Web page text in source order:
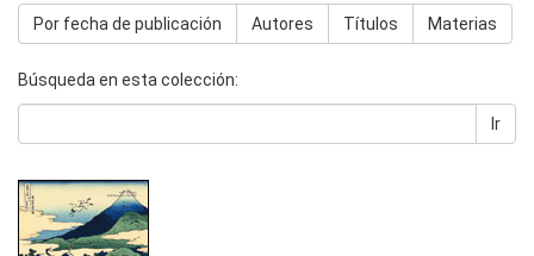
Por fecha de publicación Autores Títulos Materias
Búsqueda en esta colección:
Ir